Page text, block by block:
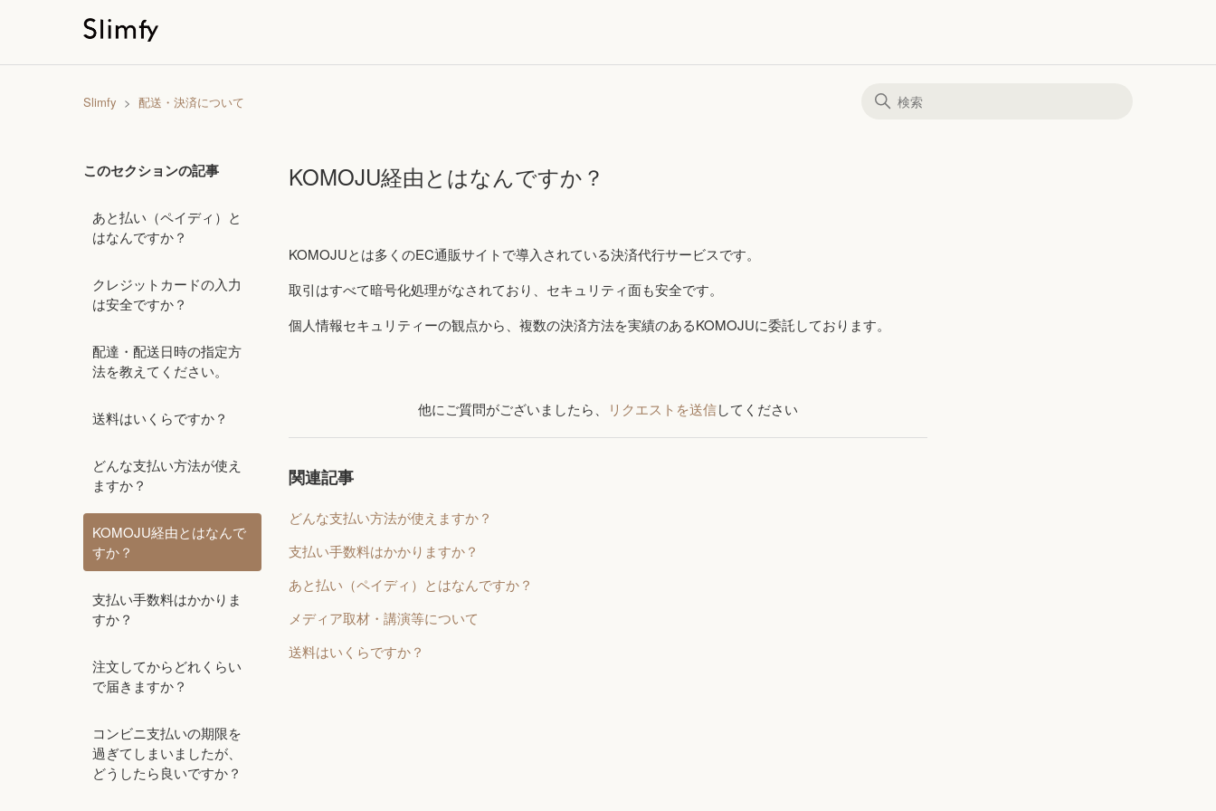
Slimfy 配送・決済について
このセクションの記事
あと払い（ペイディ）と
はなんですか？
クレジットカードの入力
は安全ですか？
配達・配送日時の指定方
法を教えてください。
送料はいくらですか？
どんな支払い方法が使え
ますか？
KOMOJU経由とはなんで
すか？
支払い手数料はかかりま
すか？
注文してからどれくらい
で届きますか？
コンビニ支払いの期限を
過ぎてしまいましたが、
どうしたら良いですか？
KOMOJU経由とはなんですか？
KOMOJUとは多くのEC通販サイトで導入されている決済代行サービスです。
取引はすべて暗号化処理がなされており、セキュリティ面も安全です。
個人情報セキュリティーの観点から、複数の決済方法を実績のあるKOMOJUに委託しております。
他にご質問がございましたら、 リクエストを送信してください
関連記事
どんな支払い方法が使えますか？
支払い手数料はかかりますか？
あと払い（ペイディ）とはなんですか？
メディア取材・講演等について
送料はいくらですか？